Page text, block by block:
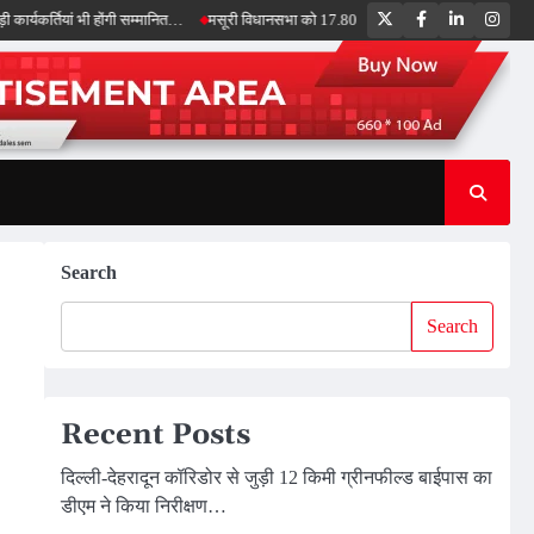
भी होंगी सम्मानित… मसूरी विधानसभा को 17.80 करोड़ की विकास योजनाओं की सौगात, सीएम
TwitterFacebookLinkedIn
Search
Search
Recent Posts
दिल्ली-देहरादून कॉरिडोर से जुड़ी 12 किमी ग्रीनफील्ड बाईपास का
डीएम ने किया निरीक्षण…